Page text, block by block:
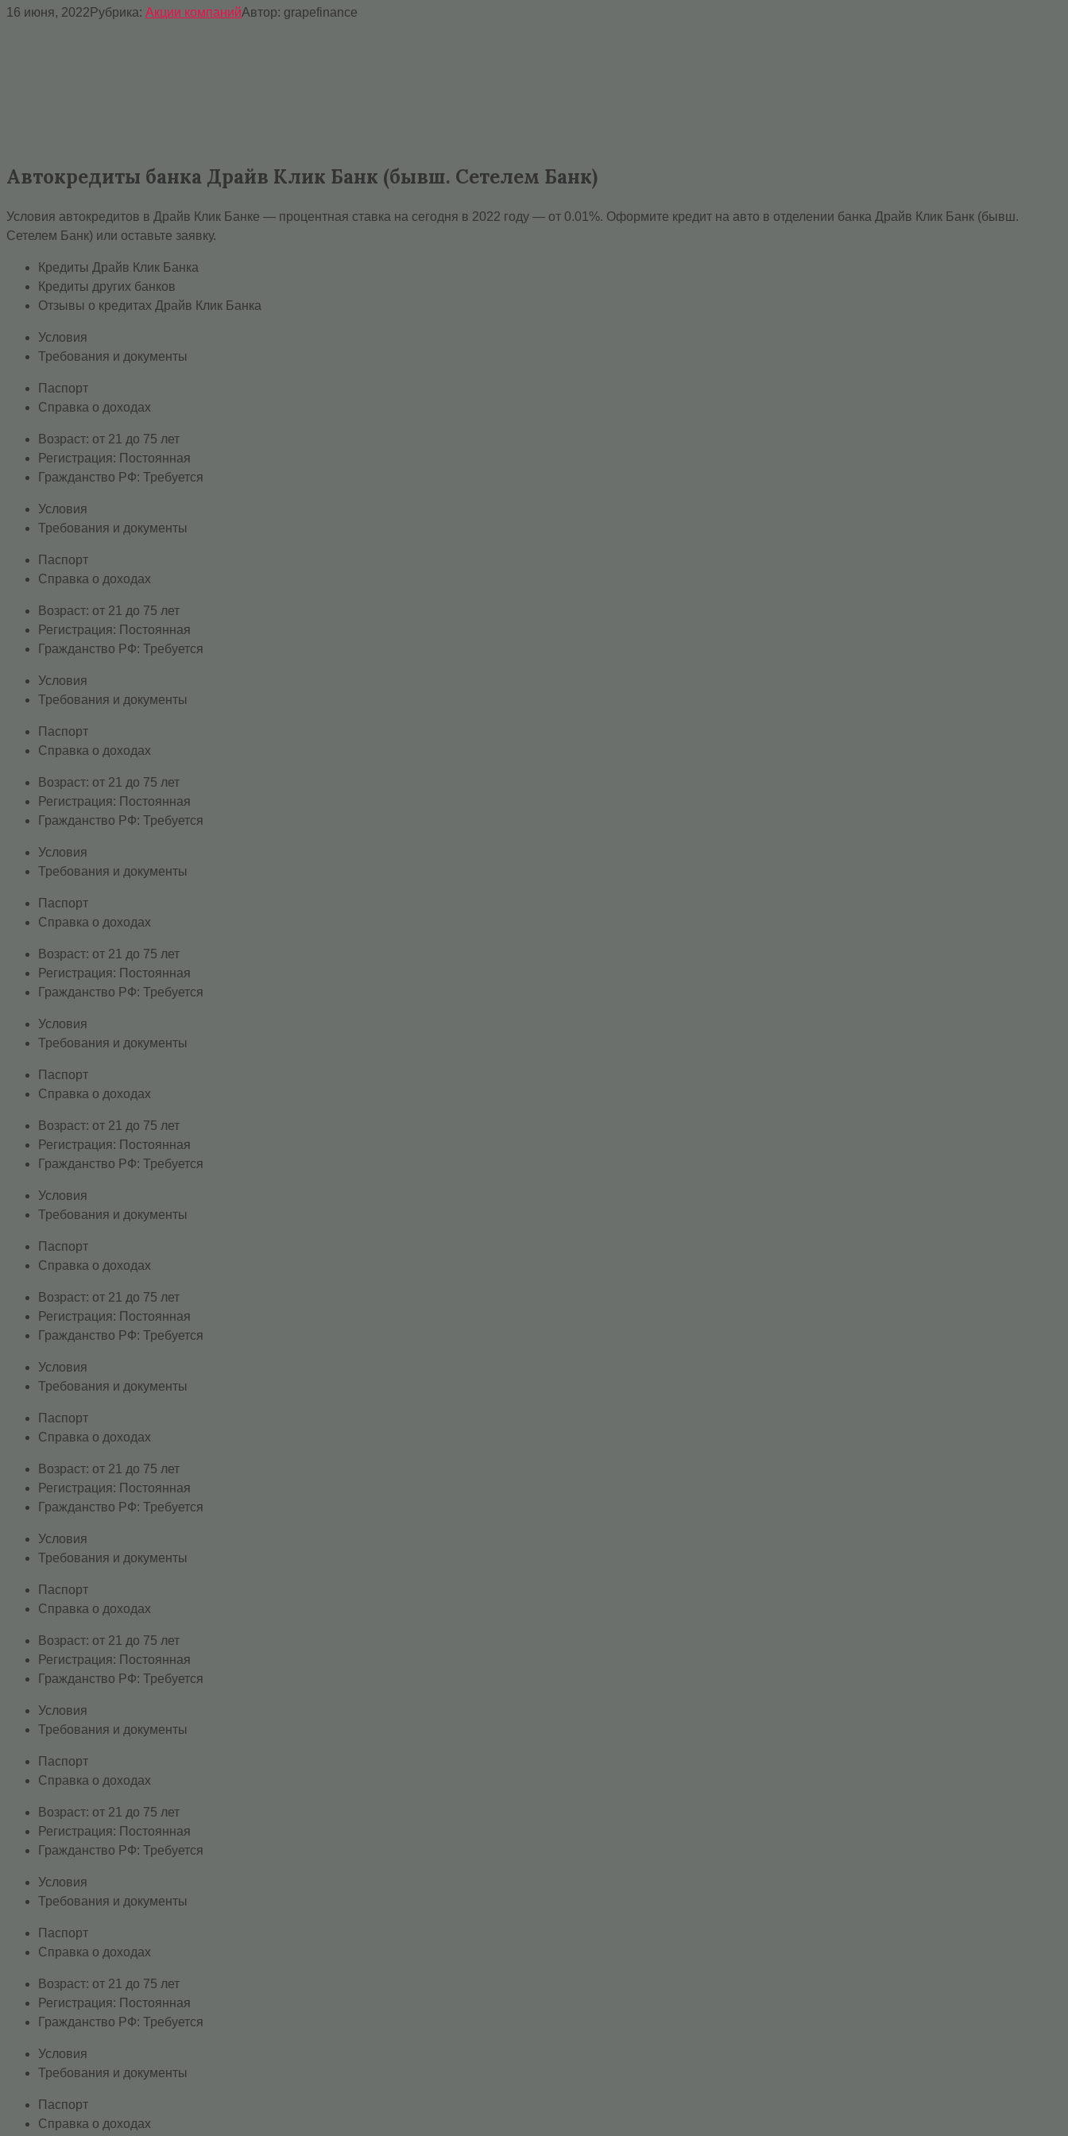
16 июня, 2022 Рубрика: Акции компанийАвтор: grapefinance
Автокредиты банка Драйв Клик Банк (бывш. Сетелем Банк)
Условия автокредитов в Драйв Клик Банке — процентная ставка на сегодня в 2022 году — от 0.01%. Оформите кредит на авто в отделении банка Драйв Клик Банк (бывш.
Сетелем Банк) или оставьте заявку.
Кредиты Драйв Клик Банка
Кредиты других банков
Отзывы о кредитах Драйв Клик Банка
Условия
Требования и документы
Паспорт
Справка о доходах
Возраст: от 21 до 75 лет
Регистрация: Постоянная
Гражданство РФ: Требуется
Условия
Требования и документы
Паспорт
Справка о доходах
Возраст: от 21 до 75 лет
Регистрация: Постоянная
Гражданство РФ: Требуется
Условия
Требования и документы
Паспорт
Справка о доходах
Возраст: от 21 до 75 лет
Регистрация: Постоянная
Гражданство РФ: Требуется
Условия
Требования и документы
Паспорт
Справка о доходах
Возраст: от 21 до 75 лет
Регистрация: Постоянная
Гражданство РФ: Требуется
Условия
Требования и документы
Паспорт
Справка о доходах
Возраст: от 21 до 75 лет
Регистрация: Постоянная
Гражданство РФ: Требуется
Условия
Требования и документы
Паспорт
Справка о доходах
Возраст: от 21 до 75 лет
Регистрация: Постоянная
Гражданство РФ: Требуется
Условия
Требования и документы
Паспорт
Справка о доходах
Возраст: от 21 до 75 лет
Регистрация: Постоянная
Гражданство РФ: Требуется
Условия
Требования и документы
Паспорт
Справка о доходах
Возраст: от 21 до 75 лет
Регистрация: Постоянная
Гражданство РФ: Требуется
Условия
Требования и документы
Паспорт
Справка о доходах
Возраст: от 21 до 75 лет
Регистрация: Постоянная
Гражданство РФ: Требуется
Условия
Требования и документы
Паспорт
Справка о доходах
Возраст: от 21 до 75 лет
Регистрация: Постоянная
Гражданство РФ: Требуется
Условия
Требования и документы
Паспорт
Справка о доходах